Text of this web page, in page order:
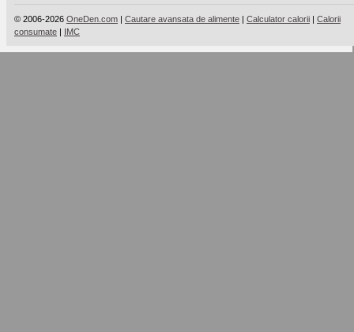
© 2006-2026 OneDen.com | Cautare avansata de alimente | Calculator calorii | Calorii
consumate | IMC